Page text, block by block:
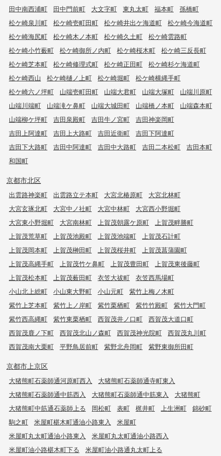
田中南西浦町
田中門前町 大文字町 東丸太町 福本町
孫橋町
松ケ崎泉川町
松ケ崎壱町田町 松ケ崎井出ケ海道町
松ケ崎今海道町
松ケ崎海尻町
松ケ崎木ノ本町 松ケ崎久土町
松ケ崎雲路町
松ケ崎小竹薮町
松ケ崎御所ノ内町 松ケ崎桜木町
松ケ崎三反長町
松ケ崎芝本町
松ケ崎修理式町 松ケ崎正田町
松ケ崎杉ケ海道町
松ケ崎西山
松ケ崎樋ノ上町 松ケ崎堀町
松ケ崎横縄手町
松ケ崎六ノ坪町
山端壱町田町 山端大君町 山端大塚町
山端川原町
山端川端町
山端滝ケ鼻町 山端大城田町 山端橋ノ本町
山端森本町
山端柳ケ坪町
吉田泉殿町 吉田牛ノ宮町
吉田神楽岡町
吉田上阿達町
吉田上大路町 吉田近衛町
吉田下阿達町
吉田下大路町
吉田中阿達町 吉田中大路町 吉田二本松町
吉田本町
和国町
京都市北区
出雲路神楽町 出雲路立テ本町 大宮北椿原町
大宮北林町
大宮玄琢北町
大宮中ノ社町 大宮中林町
大宮西小野堀町
大宮東小野堀町
大宮南林町 上賀茂朝露ケ原町
上賀茂畔勝町
上賀茂荒草町
上賀茂池殿町 上賀茂池端町
上賀茂石計町
上賀茂岡本町
上賀茂榊田町 上賀茂桜井町
上賀茂菖蒲園町
上賀茂高縄手町
上賀茂竹ケ鼻町 上賀茂豊田町
上賀茂東後藤町
上賀茂松本町
上賀茂薮田町 衣笠大祓町
衣笠西馬場町
小山北上総町
小山東大野町 小山元町
紫竹上梅ノ木町
紫竹上芝本町
紫竹上ノ岸町 紫竹栗栖町 紫竹竹殿町
紫竹大門町
紫竹西高縄町
紫竹東栗栖町 西賀茂井ノ口町
西賀茂大道口町
西賀茂鹿ノ下町
西賀茂北山ノ森町 西賀茂神光院町
西賀茂丸川町
西賀茂南大栗町
平野鳥居前町 紫野北舟岡町 紫野東御所田町
京都市上京区
大猪熊町石薬師通河原町西入
大猪熊町石薬師通寺町東入
大猪熊町石薬師通中筋西入
大猪熊町石薬師通中筋東入
大猪熊町
大猪熊町中筋通石薬師上る
岡松町 表町 梶井町 上生洲町
錦砂町
駒之町
米屋町椹木町通油小路東入
米屋町
米屋町丸太町通油小路東入
米屋町丸太町通油小路西入
米屋町油小路椹木町下る
米屋町油小路通丸太町上る